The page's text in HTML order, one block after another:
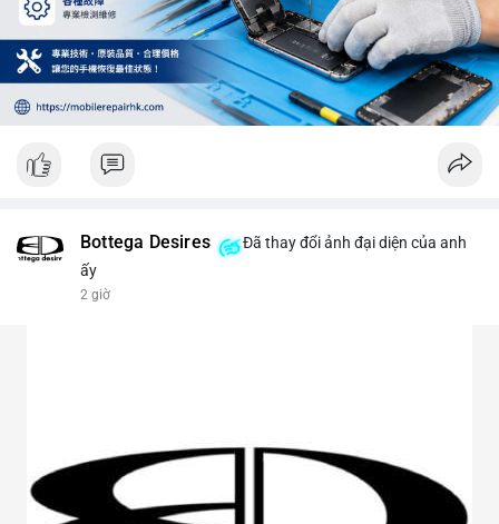
Bottega Desires
Đã thay đổi ảnh đại diện của anh
ấy
2 giờ